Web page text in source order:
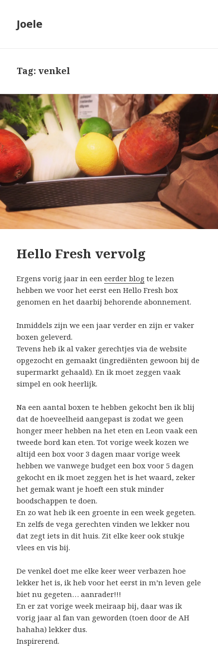
Joele
Tag: venkel
Hello Fresh vervolg
Ergens vorig jaar in eeneerder blog te lezen
hebben we voor het eerst een Hello Fresh box
genomen en het daarbij behorende abonnement.
Inmiddels zijn we een jaar verder en zijn er vaker
boxen geleverd.
Tevens heb ik al vaker gerechtjes via de website
opgezocht en gemaakt (ingrediënten gewoon bij de
supermarkt gehaald). En ik moet zeggen vaak
simpel en ook heerlijk.
Na een aantal boxen te hebben gekocht ben ik blij
dat de hoeveelheid aangepast is zodat we geen
honger meer hebben na het eten en Leon vaak een
tweede bord kan eten. Tot vorige week kozen we
altijd een box voor 3 dagen maar vorige week
hebben we vanwege budget een box voor 5 dagen
gekocht en ik moet zeggen het is het waard, zeker
het gemak want je hoeft een stuk minder
boodschappen te doen.
En zo wat heb ik een groente in een week gegeten.
En zelfs de vega gerechten vinden we lekker nou
dat zegt iets in dit huis. Zit elke keer ook stukje
vlees en vis bij.
De venkel doet me elke keer weer verbazen hoe
lekker het is, ik heb voor het eerst in m’n leven gele
biet nu gegeten… aanrader!!!
En er zat vorige week meiraap bij, daar was ik
vorig jaar al fan van geworden (toen door de AH
hahaha) lekker dus.
Inspirerend.